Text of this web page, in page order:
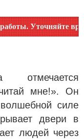
Уточняйте время
мне!». Он
силе
двери в
людей через